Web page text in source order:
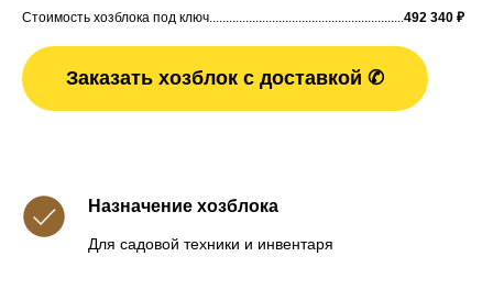
Стоимость хозблока под ключ........................................................... 492 340 ₽
Заказать хозблок с доставкой ✆
Назначение хозблока
Для садовой техники и инвентаря